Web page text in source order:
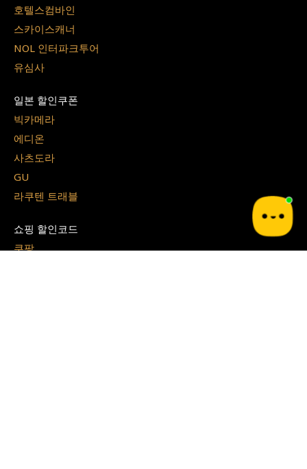
호텔스컴바인
스카이스캐너
NOL 인터파크투어
유심사
일본 할인쿠폰
빅카메라
에디온
사츠도라
GU
라쿠텐 트래블
쇼핑 할인코드
쿠팡